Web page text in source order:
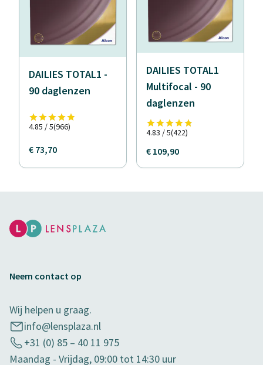
DAILIES TOTAL1 -
90 daglenzen
4.85 / 5(966)
€ 73,70
DAILIES TOTAL1
Multifocal - 90
daglenzen
4.83 / 5(422)
€ 109,90
Neem contact op
Wij helpen u graag.
info@lensplaza.nl
+31 (0) 85 – 40 11 975
Maandag - Vrijdag, 09:00 tot 14:30 uur